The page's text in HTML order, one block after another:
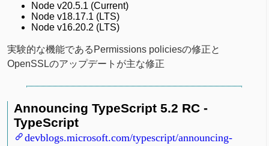
Node v20.5.1 (Current)
Node v18.17.1 (LTS)
Node v16.20.2 (LTS)
実験的な機能であるPermissions policiesの修正と
OpenSSLのアップデートが主な修正
Announcing TypeScript 5.2 RC -
TypeScript
devblogs.microsoft.com/typescript/announcing-